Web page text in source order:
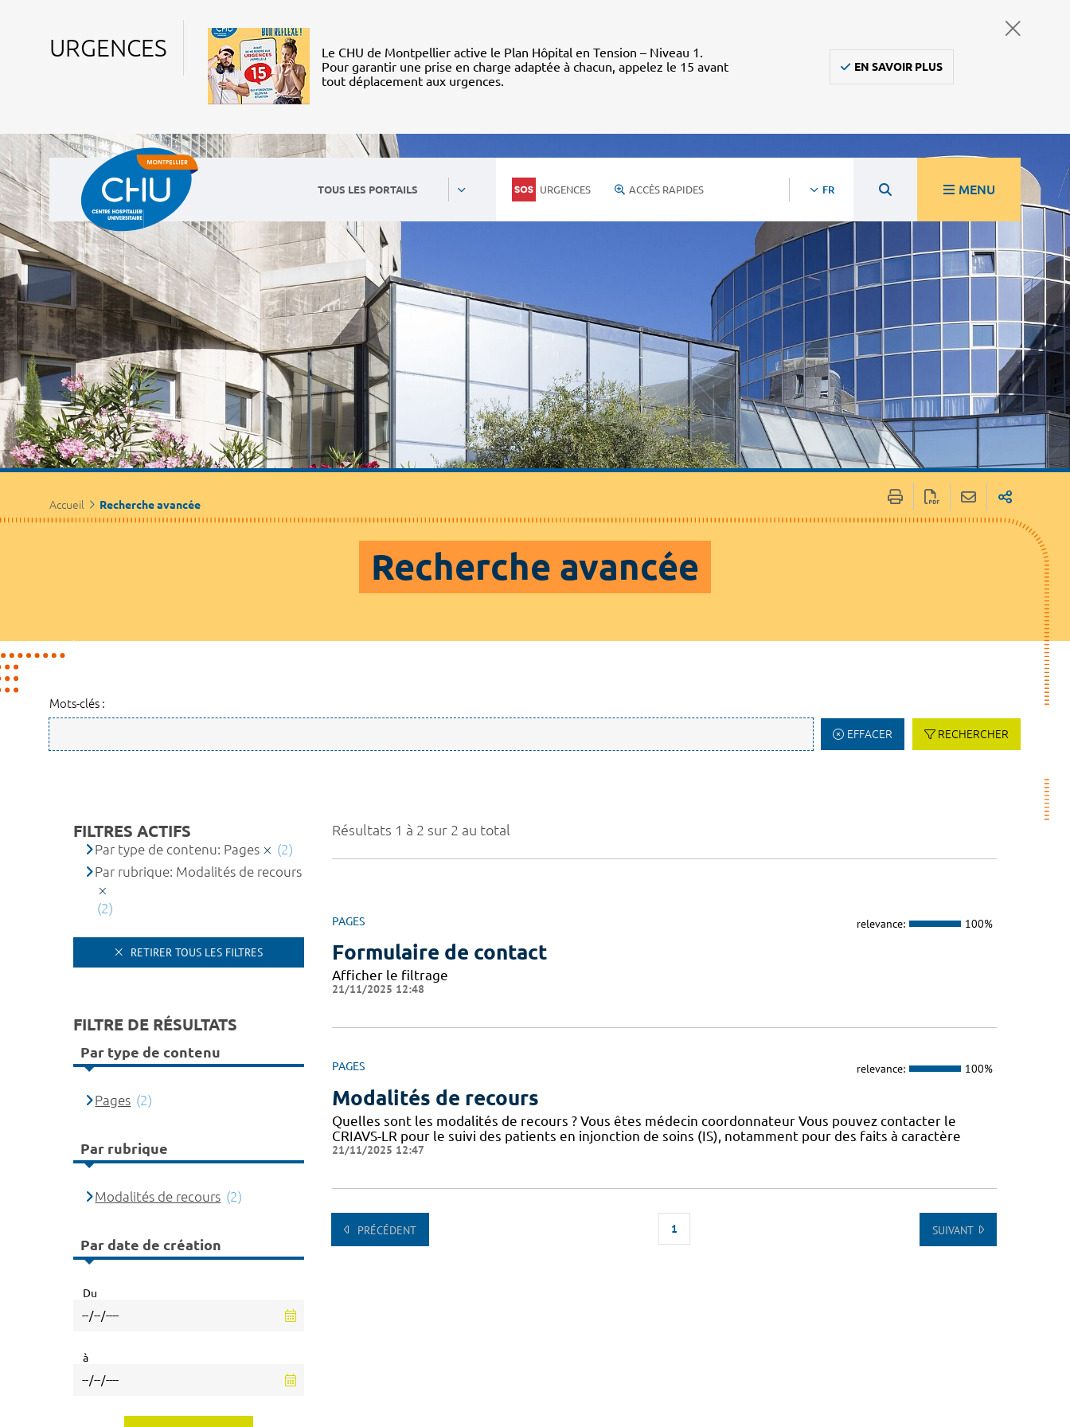
URGENCES
Le CHU de Montpellier active le Plan Hôpital en Tension – Niveau 1.
Pour garantir une prise en charge adaptée à chacun, appelez le 15 avant
tout déplacement aux urgences.
EN SAVOIR PLUS
TOUS LES PORTAILS URGENCES ACCÈS RAPIDES FR MENU
Accueil Recherche avancée
Recherche avancée
Mots-clés :
EFFACER RECHERCHER
Résultats 1 à 2 sur 2 au total
PAGES relevance: 100%
Formulaire de contact
Afficher le filtrage
21/11/2025 12:48
PAGES relevance: 100%
Modalités de recours
Quelles sont les modalités de recours ? Vous êtes médecin coordonnateur Vous pouvez contacter le
CRIAVS-LR pour le suivi des patients en injonction de soins (IS), notamment pour des faits à caractère
21/11/2025 12:47
PRÉCÉDENT 1 SUIVANT
FILTRES ACTIFS
Par type de contenu: Pages
(2)
Par rubrique: Modalités de recours
(2)
RETIRER TOUS LES FILTRES
FILTRE DE RÉSULTATS
Par type de contenu
Pages (2)
Par rubrique
Modalités de recours (2)
Par date de création
Du
à